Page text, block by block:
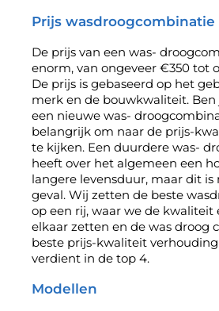
Prijs wasdroogcombinatie
De prijs van een was-
enorm, van ongeveer €350 tot
De prijs is gebaseerd op het
merk en de bouwkwaliteit. Ben
een nieuwe was-
belangrijk om naar de prijs-
te kijken. Een duurdere was-
heeft over het algemeen een
langere levensduur, maar dit
geval. Wij zetten de beste
op een rij, waar we de kwaliteit
elkaar zetten en de was droog
beste prijs-kwaliteit
verdient in de top 4.
Modellen